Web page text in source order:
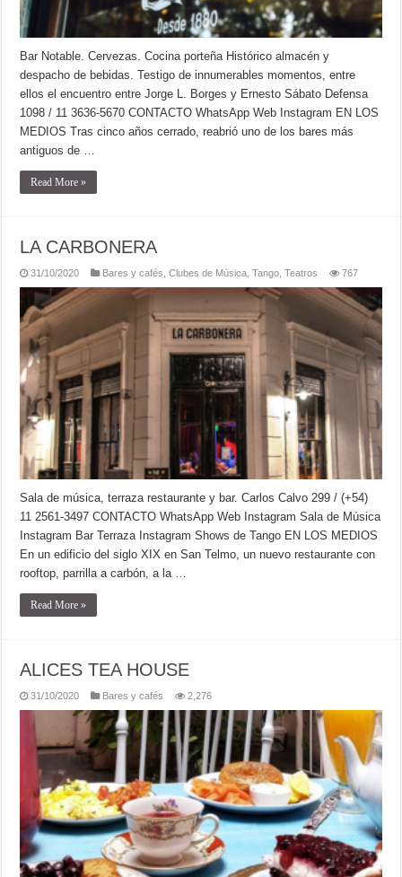
Bar Notable. Cervezas. Cocina porteña Histórico almacén y
despacho de bebidas. Testigo de innumerables momentos, entre
ellos el encuentro entre Jorge L. Borges y Ernesto Sábato Defensa
1098 / 11 3636-5670 CONTACTO WhatsApp Web Instagram EN LOS
MEDIOS Tras cinco años cerrado, reabrió uno de los bares más
antiguos de …
Read More »
LA CARBONERA
31/10/2020 Bares y cafés ,Clubes de Música ,Tango ,Teatros 767
Sala de música, terraza restaurante y bar. Carlos Calvo 299 / (+54)
11 2561-3497 CONTACTO WhatsApp Web Instagram Sala de Música
Instagram Bar Terraza Instagram Shows de Tango EN LOS MEDIOS
En un edificio del siglo XIX en San Telmo, un nuevo restaurante con
rooftop, parrilla a carbón, a la …
Read More »
ALICES TEA HOUSE
31/10/2020 Bares y cafés 2,276